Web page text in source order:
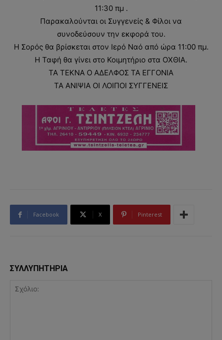
11:30 πμ .
Παρακαλούνται οι Συγγενείς & Φίλοι να
συνοδεύσουν την εκφορά του.
Η Σορός θα βρίσκεται στον Ιερό Ναό από ώρα 11:00 πμ.
Η Ταφή θα γίνει στο Κοιμητήριο στα ΟΧΘΙΑ.
ΤΑ ΤΕΚΝΑ Ο ΑΔΕΛΦΟΣ ΤΑ ΕΓΓΟΝΙΑ
ΤΑ ΑΝΙΨΙΑ ΟΙ ΛΟΙΠΟΙ ΣΥΓΓΕΝΕΙΣ
Facebook X Pinterest
ΣΥΛΛΥΠΗΤΗΡΙΑ